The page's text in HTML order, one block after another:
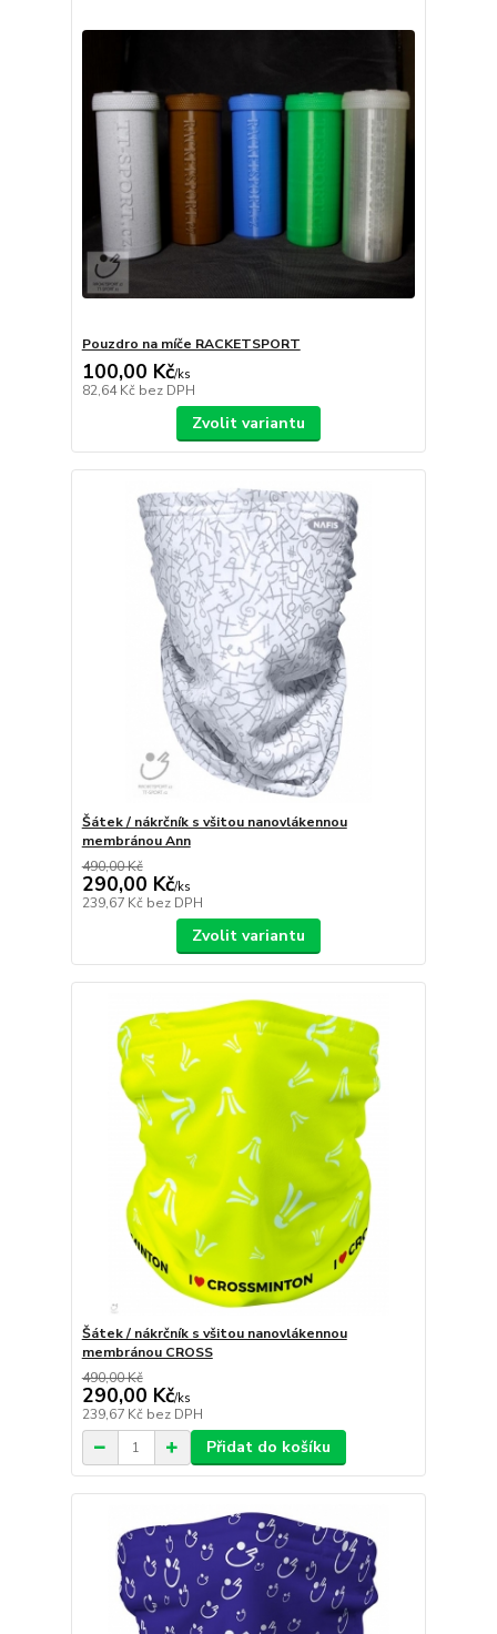
Pouzdro na míče RACKETSPORT
100,00 Kč/ks
82,64 Kč bez DPH
Zvolit variantu
Šátek / nákrčník s všitou nanovlákennou
membránou Ann
490,00 Kč
290,00 Kč/ks
239,67 Kč bez DPH
Zvolit variantu
Šátek / nákrčník s všitou nanovlákennou
membránou CROSS
490,00 Kč
290,00 Kč/ks
239,67 Kč bez DPH
Přidat do košíku